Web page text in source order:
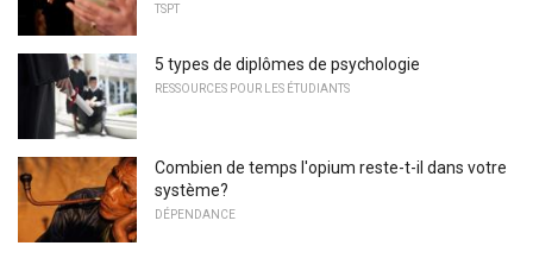
TSPT
5 types de diplômes de psychologie
RESSOURCES POUR LES ÉTUDIANTS
Combien de temps l'opium reste-t-il dans votre
système?
DÉPENDANCE